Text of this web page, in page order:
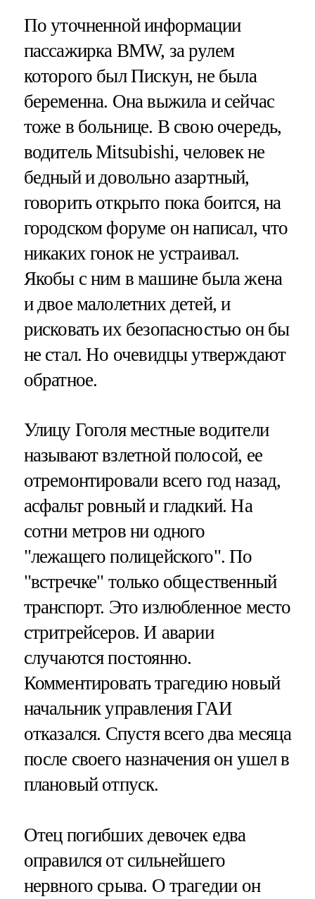
По уточненной информации
пассажирка BMW, за рулем
которого был Пискун, не была
беременна. Она выжила и сейчас
тоже в больнице. В свою очередь,
водитель Mitsubishi, человек не
бедный и довольно азартный,
говорить открыто пока боится, на
городском форуме он написал, что
никаких гонок не устраивал.
Якобы с ним в машине была жена
и двое малолетних детей, и
рисковать их безопасностью он бы
не стал. Но очевидцы утверждают
обратное.
Улицу Гоголя местные водители
называют взлетной полосой, ее
отремонтировали всего год назад,
асфальт ровный и гладкий. На
сотни метров ни одного
"лежащего полицейского". По
"встречке" только общественный
транспорт. Это излюбленное место
стритрейсеров. И аварии
случаются постоянно.
Комментировать трагедию новый
начальник управления ГАИ
отказался. Спустя всего два месяца
после своего назначения он ушел в
плановый отпуск.
Отец погибших девочек едва
оправился от сильнейшего
нервного срыва. О трагедии он